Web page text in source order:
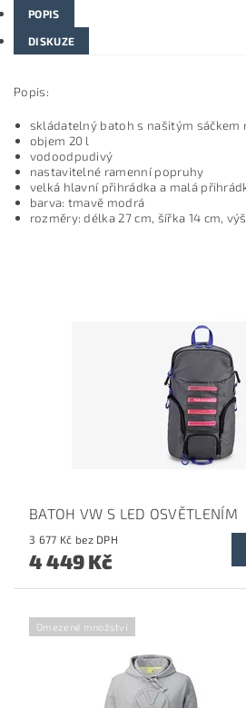
POPIS
DISKUZE
Popis:
skládatelný batoh s našitým sáčkem
objem 20 l
vodoodpudivý
nastavitelné ramenní popruhy
velká hlavní přihrádka a malá
barva: tmavě modrá
rozměry: délka 27 cm, šířka 14 cm,
BATOH VW S LED OSVĚTLENÍM
3 677 Kč bez DPH
4 449 Kč
Omezené množství